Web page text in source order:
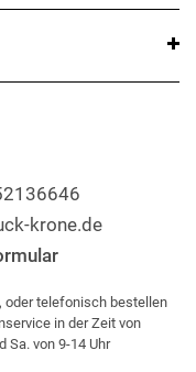
krone.de
oder telefonisch bestellen
in der Zeit von
Sa. von 9-14 Uhr